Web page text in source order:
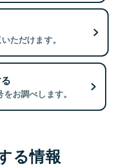
ただけます。
お調べします。
る情報